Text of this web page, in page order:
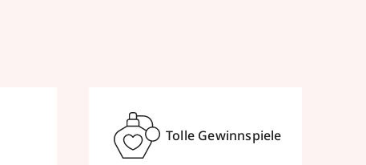
Tolle Gewinnspiele